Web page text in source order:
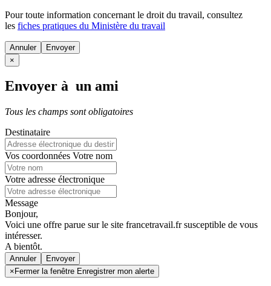
Pour toute information concernant le droit du travail, consultez
les fiches pratiques du Ministère du travail
Annuler
×
Envoyer à un ami
Tous les champs sont obligatoires
Destinataire
Vos coordonnées Votre nom
Votre adresse électronique
Message
Bonjour,
Voici une offre parue sur le site francetravail.fr susceptible de vous
intéresser.
A bientôt.
Annuler
× Fermer la fenêtre Enregistrer mon alerte